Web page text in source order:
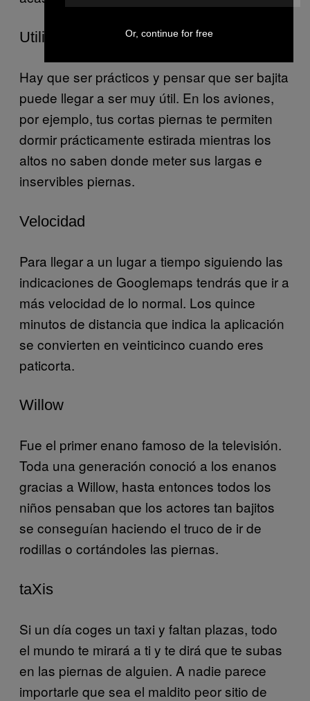
Utilidad
Hay que ser prácticos y pensar que ser bajita
puede llegar a ser muy útil. En los aviones,
por ejemplo, tus cortas piernas te permiten
dormir prácticamente estirada mientras los
altos no saben donde meter sus largas e
inservibles piernas.
Velocidad
Para llegar a un lugar a tiempo siguiendo las
indicaciones de Googlemaps tendrás que ir a
más velocidad de lo normal. Los quince
minutos de distancia que indica la aplicación
se convierten en veinticinco cuando eres
paticorta.
Willow
Fue el primer enano famoso de la televisión.
Toda una generación conoció a los enanos
gracias a Willow, hasta entonces todos los
niños pensaban que los actores tan bajitos
se conseguían haciendo el truco de ir de
rodillas o cortándoles las piernas.
taXis
Si un día coges un taxi y faltan plazas, todo
el mundo te mirará a ti y te dirá que te subas
en las piernas de alguien. A nadie parece
importarle que sea el maldito peor sitio de
Or, continue for free